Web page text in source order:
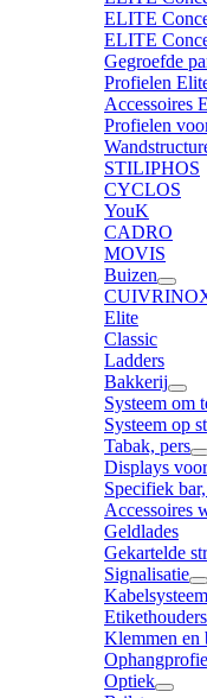
ELITE
ELITE
Gegroefde
Profielen
Accessoires
Profielen
STILIPHOS
CYCLOS
YouK
CADRO
MOVIS
Buizen
Elite
Classic
Ladders
Bakkerij
Systeem om
Systeem op
Tabak, pers
Displays
Specifiek
Accessoires
Geldlades
Gekartelde
Signalisatie
Kabelsysteem
Etikethouders
Klemmen en
Optiek